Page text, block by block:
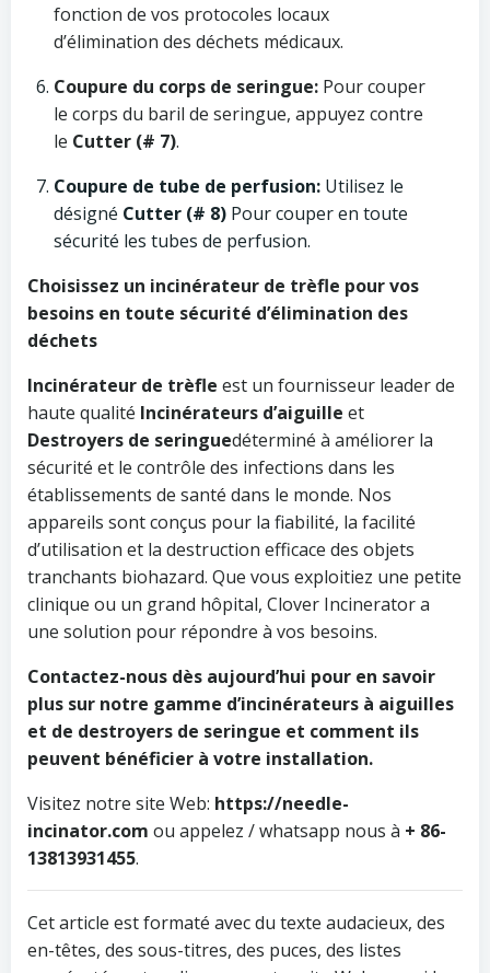
fonction de vos protocoles locaux
d’élimination des déchets médicaux.
Coupure du corps de seringue: Pour couper
le corps du baril de seringue, appuyez contre
le Cutter (# 7).
Coupure de tube de perfusion: Utilisez le
désigné Cutter (# 8) Pour couper en toute
sécurité les tubes de perfusion.
Choisissez un incinérateur de trèfle pour vos
besoins en toute sécurité d’élimination des
déchets
Incinérateur de trèfle est un fournisseur leader de
haute qualité Incinérateurs d’aiguille et
Destroyers de seringuedéterminé à améliorer la
sécurité et le contrôle des infections dans les
établissements de santé dans le monde. Nos
appareils sont conçus pour la fiabilité, la facilité
d’utilisation et la destruction efficace des objets
tranchants biohazard. Que vous exploitiez une petite
clinique ou un grand hôpital, Clover Incinerator a
une solution pour répondre à vos besoins.
Contactez-nous dès aujourd’hui pour en savoir
plus sur notre gamme d’incinérateurs à aiguilles
et de destroyers de seringue et comment ils
peuvent bénéficier à votre installation.
Visitez notre site Web: https://needle-
incinator.com ou appelez / whatsapp nous à + 86-
13813931455.
Cet article est formaté avec du texte audacieux, des
en-têtes, des sous-titres, des puces, des listes